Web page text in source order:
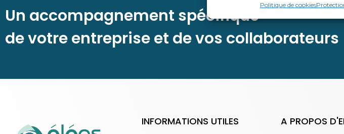
Politique de cookies
Un accompagnement spécifique
de votre entreprise et de vos collaborateurs
INFORMATIONS UTILES A PROPOS